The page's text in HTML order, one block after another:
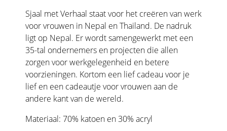
Sjaal met Verhaal staat voor het creëren van werk
voor vrouwen in Nepal en Thailand. De nadruk
ligt op Nepal. Er wordt samengewerkt met een
35-tal ondernemers en projecten die allen
zorgen voor werkgelegenheid en betere
voorzieningen. Kortom een lief cadeau voor je
lief en een cadeautje voor vrouwen aan de
andere kant van de wereld.
Materiaal: 70% katoen en 30% acryl